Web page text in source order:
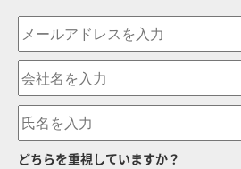
どちらを重視していますか？